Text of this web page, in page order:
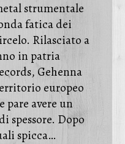
strumentale
fatica dei
Rilasciato a
in patria
Gehenna
europeo
pare avere un
spessore. Dopo
spicca…